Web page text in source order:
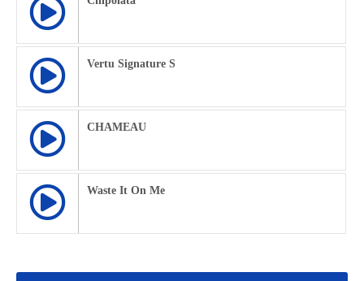
Vertu Signature S
CHAMEAU
Waste It On Me